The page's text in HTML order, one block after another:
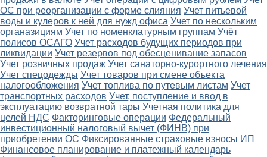
ОС при реорганизации с форме слияния Учет питьевой
воды и кулеров к ней для нужд офиса Учет по нескольким
органазициям Учет по номенклатурным группам Учёт
полисов ОСАГО Учет расходов будущих периодов при
ликвидации Учет резервов под обесценивание запасов
Учет розничных продаж Учет санаторно-курортного лечения
Учет спецодежды Учет товаров при смене объекта
налогообложения Учет топлива по путевым листам Учет
транспортных расходов Учет, поступление и ввод в
эксплуатацию возвратной тары Учетная политика для
целей НДС Факторинговые операции Федеральный
инвестиционный налоговый вычет (ФИНВ) при
приобретении ОС Фиксированные страховые взносы ИП
Финансовое планирование и платежный календарь